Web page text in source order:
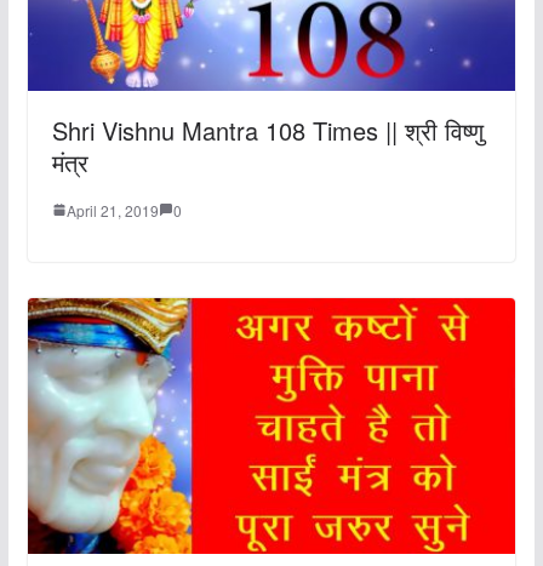
Shri Vishnu Mantra 108 Times || श्री विष्णु
मंत्र
April 21, 2019 0